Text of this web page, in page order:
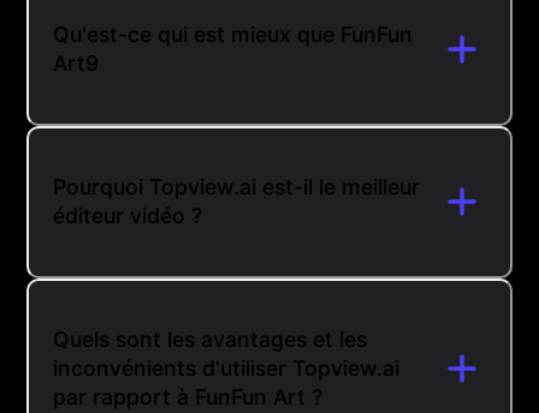
Qu'est-ce qui est mieux que FunFun
Art9
Pourquoi Topview.ai est-il le meilleur
éditeur vidéo ?
Quels sont les avantages et les
inconvénients d'utiliser Topview.ai
par rapport à FunFun Art ?